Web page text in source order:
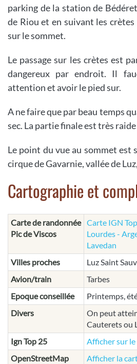
parking de la station de
de Riou et en suivant les
sur le sommet.
Le passage sur les crètes est
dangereux par endroit. Il
attention et avoir le pied sur.
A ne faire que par beau temps
sec. La partie finale est très
Le point du vue au sommet est
cirque de Gavarnie, vallée de
Cartographie et
Carte de randonnée
Pic de Viscos
Carte IGN
Lourdes -
Lavedan
Villes proches
Luz Saint
Avion/train
Tarbes
Epoque conseillée
Printemps,
Divers
On peut
Cauterets ou
Ign Top 25
Afficher sur
OpenStreetMap
Afficher la